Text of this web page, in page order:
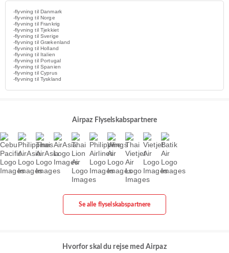
-flyvning til Danmark
-flyvning til Norge
-flyvning til Frankrig
-flyvning til Tjekkiet
-flyvning til Sverige
-flyvning til Grækenland
-flyvning til Holland
-flyvning til Italien
-flyvning til Portugal
-flyvning til Spanien
-flyvning til Cyprus
-flyvning til Tyskland
Airpaz Flyselskabspartnere
Se alle flyselskabspartnere
Hvorfor skal du rejse med Airpaz